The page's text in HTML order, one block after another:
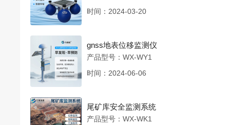
时间：2024-03-20
gnss地表位移监测仪
产品型号：WX-WY1
时间：2024-06-06
尾矿库安全监测系统
产品型号：WX-WK1